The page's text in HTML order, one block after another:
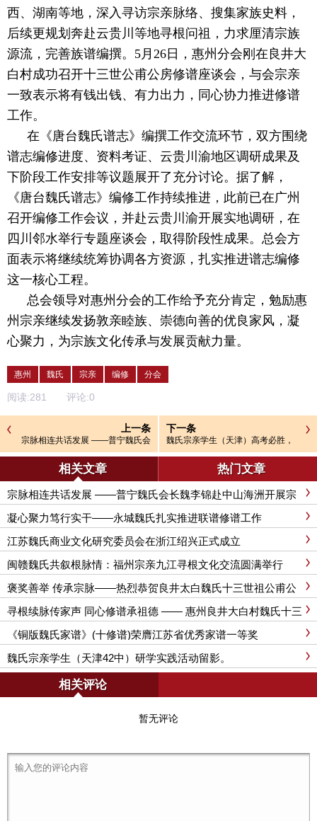
西、湖南等地，深入寻访宗亲脉络、搜集家族史料，
后续更规划奔赴云贵川等地寻根问祖，力求厘清宗族
源流，完善族谱编撰。5月26日，惠州分会刚在良井大
白村成功召开十三世公甫公房修谱座谈会，与会宗亲
一致表示将有钱出钱、有力出力，同心协力推进修谱
工作。
在《唐台魏氏谱志》编撰工作交流环节，双方围绕
谱志编修进度、资料考证、云贵川渝地区调研成果及
下阶段工作安排等议题展开了充分讨论。据了解，
《唐台魏氏谱志》编修工作持续推进，此前已在广州
召开编修工作会议，并赴云贵川渝开展实地调研，在
四川邻水举行专题座谈会，取得阶段性成果。总会方
面表示将继续统筹协调各方资源，扎实推进谱志编修
这一核心工程。
总会领导对惠州分会的工作给予充分肯定，勉励惠
州宗亲继续发扬敦亲睦族、崇德向善的优良家风，凝
心聚力，为宗族文化传承与发展贡献力量。
惠州 魏氏 宗亲 编修 分会
阅读:281 评论:0
上一条
宗脉相连共话发展 ——普宁魏氏会
下一条
魏氏宗亲学生（天津）高考必胜，
相关文章 热门文章
宗脉相连共话发展 ——普宁魏氏会长魏李锦赴中山海洲开展宗
亲座谈
凝心聚力笃行实干——永城魏氏扎实推进联谱修谱工作
江苏魏氏商业文化研究委员会在浙江绍兴正式成立
闽赣魏氏共叙根脉情：福州宗亲九江寻根文化交流圆满举行
褒奖善举 传承宗脉——热烈恭贺良井太白魏氏十三世祖公甫公
族谱修纂圆满收官
寻根续脉传家声 同心修谱承祖德 —— 惠州良井大白村魏氏十三
世公甫公房修谱座谈会圆满召开
《铜版魏氏家谱》(十修谱)荣膺江苏省优秀家谱一等奖
魏氏宗亲学生（天津42中）研学实践活动留影。
相关评论
暂无评论